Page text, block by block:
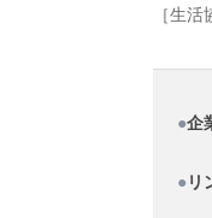
［生活
企
リ